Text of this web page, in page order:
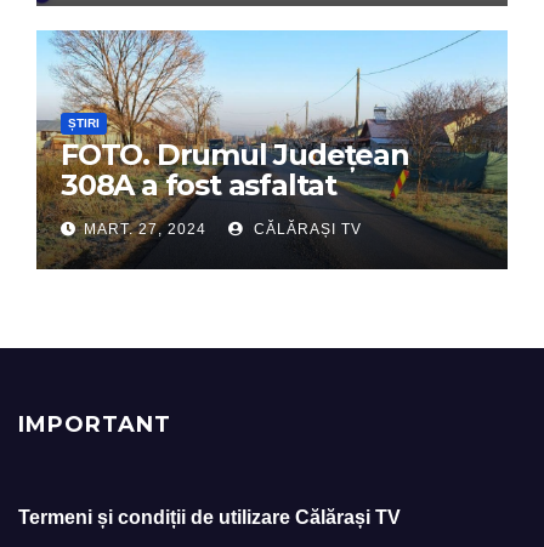
ȘTIRI
FOTO. Drumul Județean
308A a fost asfaltat
MART. 27, 2024 CĂLĂRAȘI TV
IMPORTANT
Termeni și condiții de utilizare Călărași TV